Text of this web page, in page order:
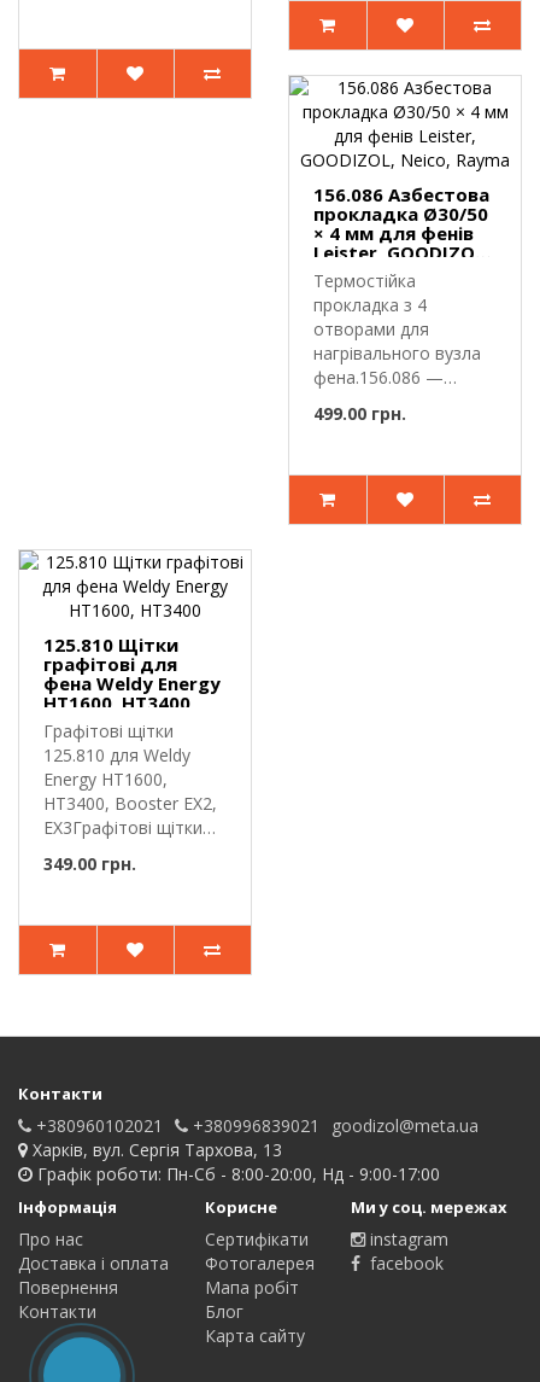
156.086 Азбестова
прокладка Ø30/50
× 4 мм для фенів
Leister, GOODIZOL,
Neico, Rayma
Термостійка
прокладка з 4
отворами для
нагрівального вузла
фена.156.086 —
термостійка прок..
499.00 грн.
125.810 Щітки
графітові для
фена Weldy Energy
HT1600, HT3400
Графітові щітки
125.810 для Weldy
Energy HT1600,
HT3400, Booster EX2,
EX3Графітові щітки
349.00 грн.
Контакти
+380960102021 +380996839021
goodizol@meta.ua
Харків, вул. Сергія Тархова, 13
Графік роботи: Пн-Сб - 8:00-20:00, Нд - 9:00-17:00
Інформація
Про нас
Доставка і оплата
Повернення
Контакти
Корисне
Сертифікати
Фотогалерея
Мапа робіт
Блог
Карта сайту
Ми у соц. мережах
instagram
facebook